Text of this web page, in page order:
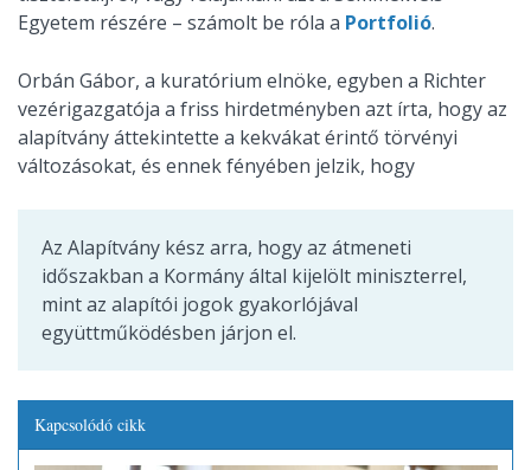
Egyetem részére – számolt be róla a Portfolió.
Orbán Gábor, a kuratórium elnöke, egyben a Richter
vezérigazgatója a friss hirdetményben azt írta, hogy az
alapítvány áttekintette a kekvákat érintő törvényi
változásokat, és ennek fényében jelzik, hogy
Az Alapítvány kész arra, hogy az átmeneti
időszakban a Kormány által kijelölt miniszterrel,
mint az alapítói jogok gyakorlójával
együttműködésben járjon el.
Kapcsolódó cikk